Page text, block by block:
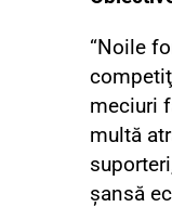
“Noile
meciuri
multă
şansă